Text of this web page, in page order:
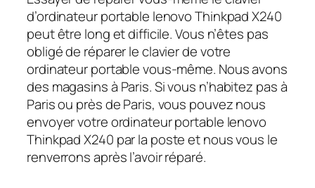
d’ordinateur portable lenovo Thinkpad X240
peut être long et difficile. Vous n’êtes pas
obligé de réparer le clavier de votre
ordinateur portable vous-même. Nous avons
des magasins à Paris. Si vous n’habitez pas à
Paris ou près de Paris, vous pouvez nous
envoyer votre ordinateur portable lenovo
Thinkpad X240 par la poste et nous vous le
renverrons après l’avoir réparé.